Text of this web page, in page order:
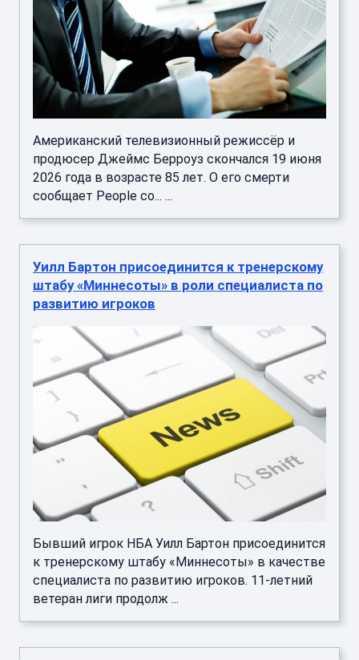
Американский телевизионный режиссёр и
продюсер Джеймс Берроуз скончался 19 июня
2026 года в возрасте 85 лет. О его смерти
сообщает People со... ...
Уилл Бартон присоединится к тренерскому
штабу «Миннесоты» в роли специалиста по
развитию игроков
Бывший игрок НБА Уилл Бартон присоединится
к тренерскому штабу «Миннесоты» в качестве
специалиста по развитию игроков. 11-летний
ветеран лиги продолж ...